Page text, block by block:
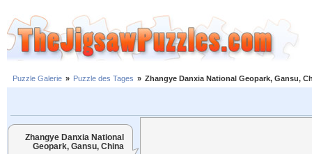
Puzzle Galerie » Puzzle des Tages » Zhangye Danxia National Geopark, Gansu,
Zhangye Danxia National
Geopark, Gansu, China